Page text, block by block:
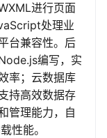
进行页面
处理业
台兼容性。后
编写，实
率；云数据库
持高效数据存
管理能力，自
性能。